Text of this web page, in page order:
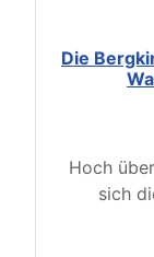
Die
Hoch
sich